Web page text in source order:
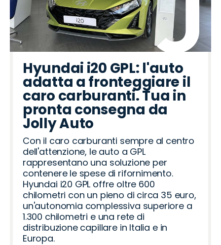
Hyundai i20 GPL: l'auto
adatta a fronteggiare il
caro carburanti. Tua in
pronta consegna da
Jolly Auto
Con il caro carburanti sempre al centro
dell'attenzione, le auto a GPL
rappresentano una soluzione per
contenere le spese di rifornimento.
Hyundai i20 GPL offre oltre 600
chilometri con un pieno di circa 35 euro,
un'autonomia complessiva superiore a
1.300 chilometri e una rete di
distribuzione capillare in Italia e in
Europa.